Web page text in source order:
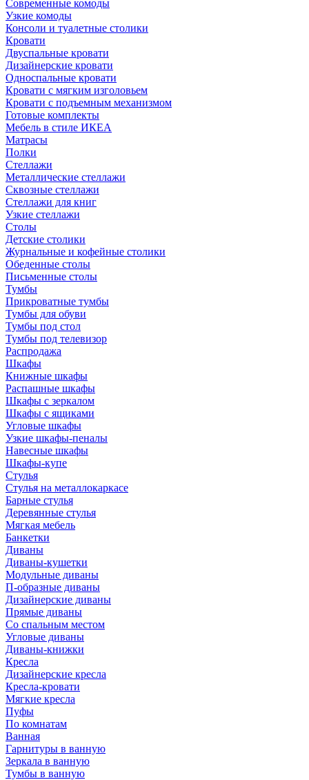
Современные комоды
Узкие комоды
Консоли и туалетные столики
Кровати
Двуспальные кровати
Дизайнерские кровати
Односпальные кровати
Кровати с мягким изголовьем
Кровати с подъемным механизмом
Готовые комплекты
Мебель в стиле ИКЕА
Матрасы
Полки
Стеллажи
Металлические стеллажи
Сквозные стеллажи
Стеллажи для книг
Узкие стеллажи
Столы
Детские столики
Журнальные и кофейные столики
Обеденные столы
Письменные столы
Тумбы
Прикроватные тумбы
Тумбы для обуви
Тумбы под стол
Тумбы под телевизор
Распродажа
Шкафы
Книжные шкафы
Распашные шкафы
Шкафы с зеркалом
Шкафы с ящиками
Угловые шкафы
Узкие шкафы-пеналы
Навесные шкафы
Шкафы-купе
Стулья
Стулья на металлокаркасе
Барные стулья
Деревянные стулья
Мягкая мебель
Банкетки
Диваны
Диваны-кушетки
Модульные диваны
П-образные диваны
Дизайнерские диваны
Прямые диваны
Со спальным местом
Угловые диваны
Диваны-книжки
Кресла
Дизайнерские кресла
Кресла-кровати
Мягкие кресла
Пуфы
По комнатам
Ванная
Гарнитуры в ванную
Зеркала в ванную
Тумбы в ванную